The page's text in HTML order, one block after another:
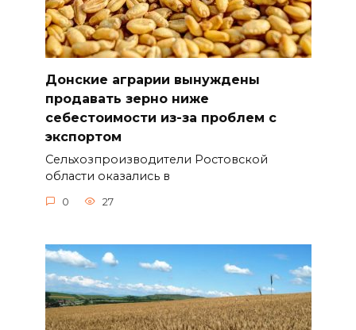
Донские аграрии вынуждены
продавать зерно ниже
себестоимости из-за проблем с
экспортом
Сельхозпроизводители Ростовской
области оказались в
0 27